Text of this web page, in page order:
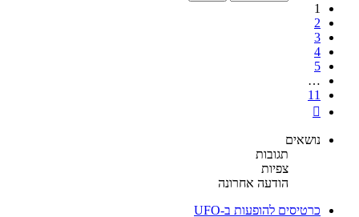
1
2
3
4
5
…
11
נושאים
תגובות
צפיות
הודעה אחרונה
כרטיסים להופעות ב-UFO